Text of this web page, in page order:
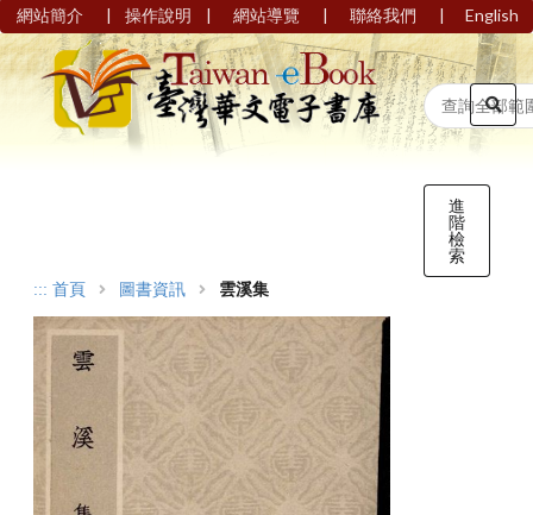
網站簡介 | 操作說明 | 網站導覽 | 聯絡我們 | English
進
階
檢
索
::: 首頁 圖書資訊 雲溪集